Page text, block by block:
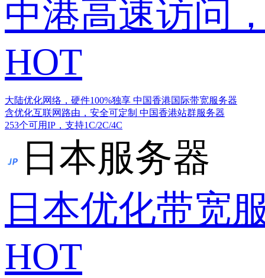
中港高速访问
HOT
大陆优化网络，硬件100%独享 中国香港国际带宽服务器
含优化互联网路由，安全可定制 中国香港站群服务器
253个可用IP，支持1C/2C/4C
日本服务器
日本优化带宽
HOT